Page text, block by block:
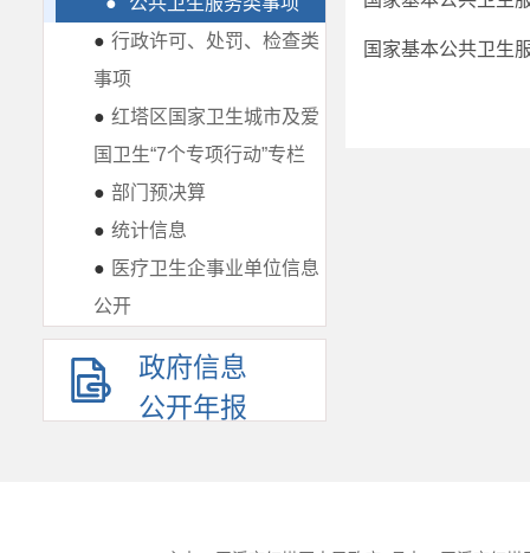
● 行政许可、处罚、检查类
事项
● 红塔区国家卫生城市及爱
国卫生“7个专项行动”专栏
● 部门预决算
● 统计信息
● 医疗卫生企事业单位信息
公开
政府信息
公开年报
国家基本公共卫生